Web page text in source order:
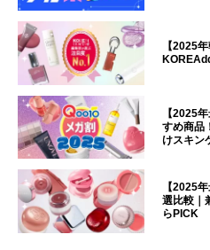
【2025
【2025
すめ商品
けスキン
【2025
選比較｜
らPICK